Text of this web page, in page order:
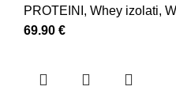
PROTEINI , Whey izolati,
69.90 €